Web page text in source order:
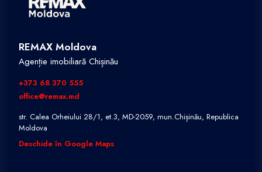
REMAX Moldova
Agenție imobiliară Chișinău
+373 68 370 555
office@remax.md
str. Calea Orheiului 28/1, et.3, MD-2059, mun.Chișinău, Republica
Moldova
Deschide în Google Maps